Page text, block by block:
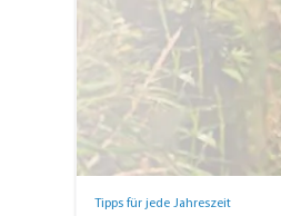
Tipps für jede Jahreszeit